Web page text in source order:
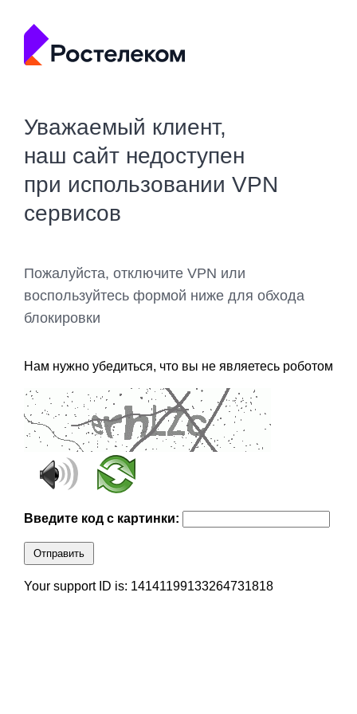
Уважаемый клиент,
наш сайт недоступен
при использовании VPN
сервисов
Пожалуйста, отключите VPN или
воспользуйтесь формой ниже для обхода
блокировки
Нам нужно убедиться, что вы не являетесь роботом
Введите код с картинки:
Отправить
Your support ID is: 14141199133264731818